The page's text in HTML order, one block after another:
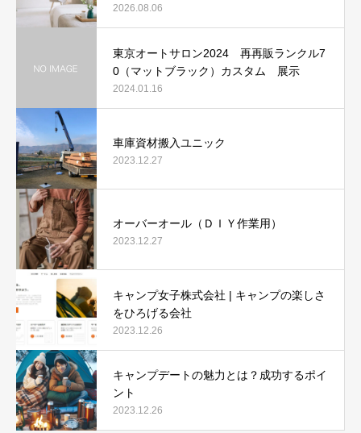
は
2026.08.06
東京オートサロン2024 再再販ランクル7
0（マットブラック）カスタム 展示
2024.01.16
車庫資材搬入ユニック
2023.12.27
オーバーオール（ＤＩＹ作業用）
2023.12.27
キャンプ女子株式会社 | キャンプの楽しさ
をひろげる会社
2023.12.26
キャンプデートの魅力とは？成功するポイ
ント
2023.12.26